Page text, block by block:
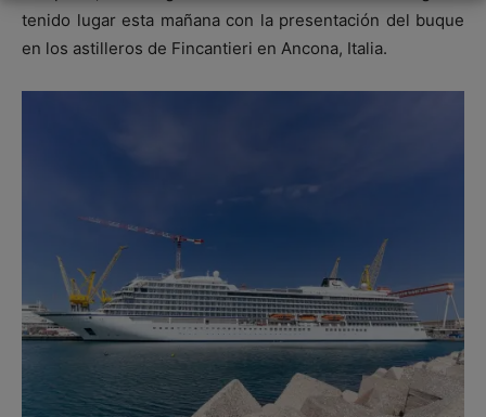
tenido lugar esta mañana con la presentación del buque
en los astilleros de Fincantieri en Ancona, Italia.